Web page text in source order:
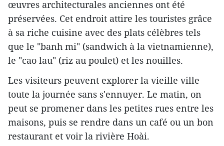
œuvres architecturales anciennes ont été
préservées. Cet endroit attire les touristes grâce
à sa riche cuisine avec des plats célèbres tels
que le "banh mi" (sandwich à la vietnamienne),
le "cao lau" (riz au poulet) et les nouilles.
Les visiteurs peuvent explorer la vieille ville
toute la journée sans s'ennuyer. Le matin, on
peut se promener dans les petites rues entre les
maisons, puis se rendre dans un café ou un bon
restaurant et voir la rivière Hoài.